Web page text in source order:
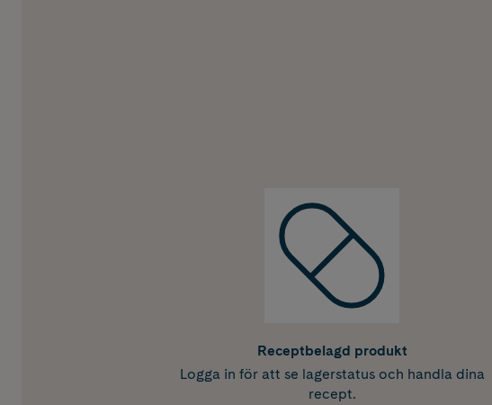
Receptbelagd produkt
Logga in för att se lagerstatus och handla dina
recept.